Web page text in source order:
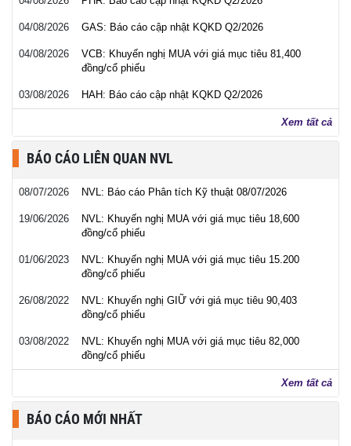
04/08/2026 GAS: Báo cáo cập nhật KQKD Q2/2026
04/08/2026
VCB: Khuyến nghị MUA với giá mục tiêu 81,400
đồng/cổ phiếu
03/08/2026 HAH: Báo cáo cập nhật KQKD Q2/2026
Xem tất cả
BÁO CÁO LIÊN QUAN NVL
08/07/2026 NVL: Báo cáo Phân tích Kỹ thuật 08/07/2026
19/06/2026
NVL: Khuyến nghị MUA với giá mục tiêu 18,600
đồng/cổ phiếu
01/06/2023
NVL: Khuyến nghị MUA với giá mục tiêu 15.200
đồng/cổ phiếu
26/08/2022
NVL: Khuyến nghị GIỮ với giá mục tiêu 90,403
đồng/cổ phiếu
03/08/2022
NVL: Khuyến nghị MUA với giá mục tiêu 82,000
đồng/cổ phiếu
Xem tất cả
BÁO CÁO MỚI NHẤT